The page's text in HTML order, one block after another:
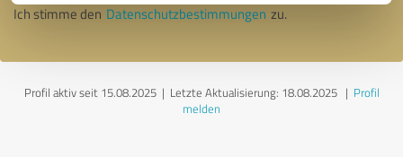
Ich stimme den Datenschutzbestimmungen zu.
Profil aktiv seit 15.08.2025 | Letzte Aktualisierung: 18.08.2025| Profil
melden